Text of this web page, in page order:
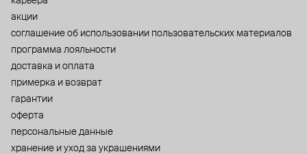
акции
cоглашение об использовании пользовательских материалов
программа лояльности
доставка и оплата
примерка и возврат
гарантии
оферта
персональные данные
хранение и уход за украшениями